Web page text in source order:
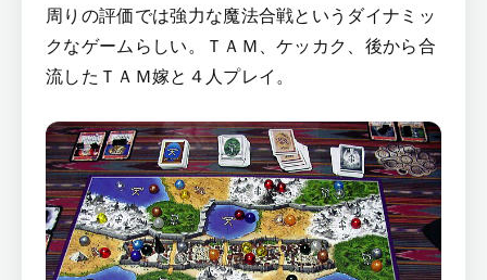
周りの評価では強力な魔法合戦というダイナミッ
クなゲームらしい。ＴＡＭ、ケッカク、後から合
流したＴＡＭ嫁と４人プレイ。